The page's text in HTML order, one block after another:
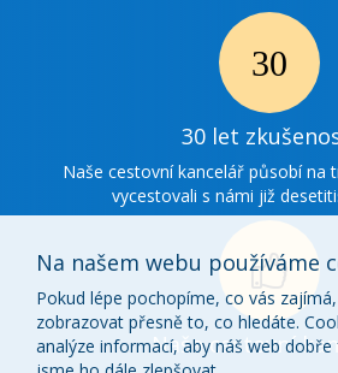
30
30 let
Naše cestovní kancelář působí na
vycestovali s námi již
Naše cestovní
Na našem webu používáme
Pokud lépe pochopíme, co vás
zobrazovat přesně to, co hledáte.
analýze informací, aby náš web